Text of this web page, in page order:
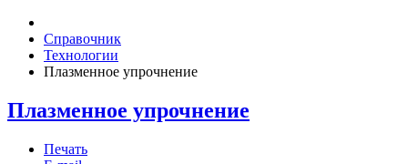
Справочник
Технологии
Плазменное упрочнение
Плазменное упрочнение
Печать